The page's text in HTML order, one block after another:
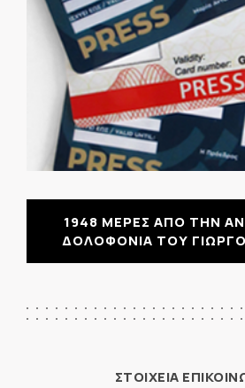
1948 ΜΕΡΕΣ ΑΠΟ ΤΗΝ
ΔΟΛΟΦΟΝΙΑ ΤΟΥ
ΣΤΟΙΧΕΙΑ